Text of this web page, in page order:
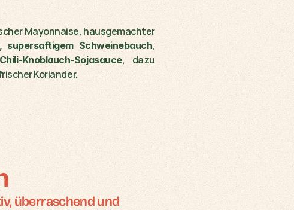
Mayonnaise, hausgemachter
supersaftigem Schweinebauch,
Knoblauch-Sojasauce, dazu
Koriander.
überraschend und